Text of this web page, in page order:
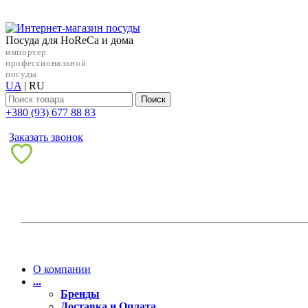
Посуда для HoReCa и дома
импортер
профессиональной
посуды
UA | RU
Поиск
+38‎0 (93) 677 88 83
Заказать звонок
О компании
...
Бренды